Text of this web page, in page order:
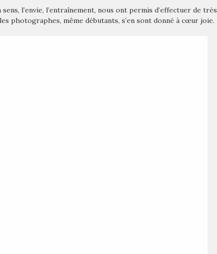
l’envie, l’entraînement, nous ont permis d’effectuer de très
photographes, même débutants, s’en sont donné à cœur joie.